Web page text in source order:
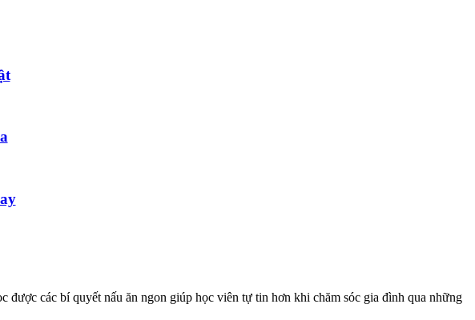
các bí quyết nấu ăn ngon giúp học viên tự tin hơn khi chăm sóc gia đình qua những